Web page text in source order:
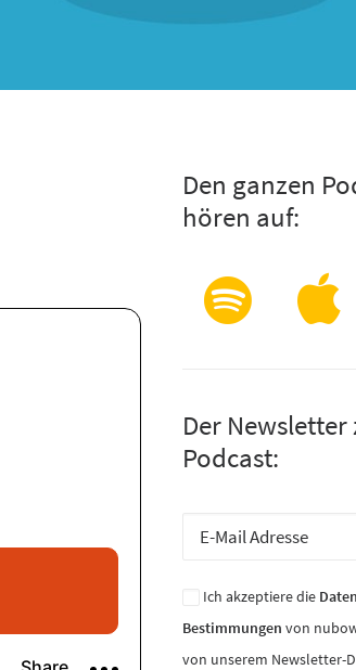
Den ganzen
hören auf:
Der Newsletter
Podcast:
Ich akzeptiere die
Bestimmungen von
von unserem Newsletter-